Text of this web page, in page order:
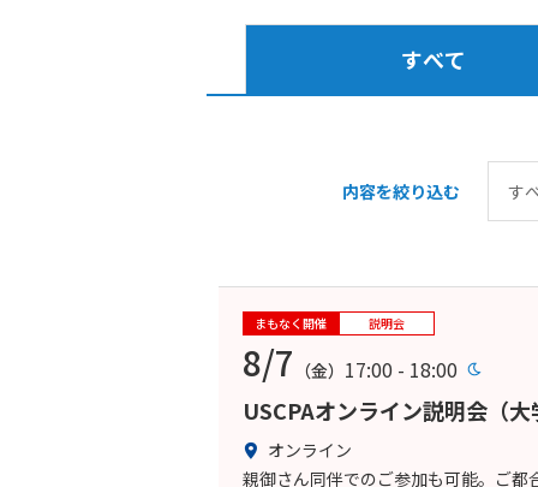
すべて
内容を絞り込む
まもなく開催 説明会
8/7 （金） 17:00 - 18:00
USCPAオンライン説明会（
オンライン
親御さん同伴でのご参加も可能。ご